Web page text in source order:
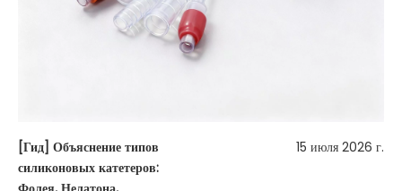
[Гид] Объяснение типов
силиконовых катетеров:
15 июля 2026 г.